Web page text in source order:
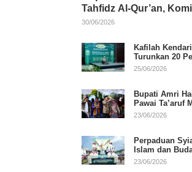
Tahfidz Al-Qur’an,
Dukung Pendidikan
30/06/2026
Kafilah Kendari
Turunkan 20
pada Hari
25/06/2026
Bupati Amri
Pawai Ta’aruf
XXXI Sultra,
23/06/2026
Perpaduan
Islam dan
Warnai Pawai
23/06/2026